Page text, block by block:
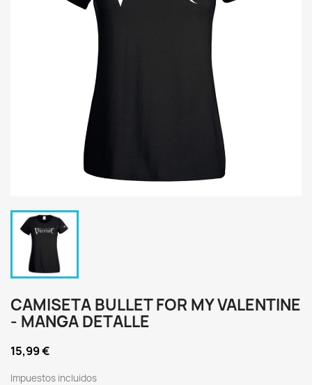
CAMISETA BULLET FOR MY VALENTINE
- MANGA DETALLE
15,99 €
Impuestos incluidos